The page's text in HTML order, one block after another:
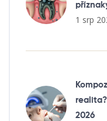
1 srp
2026